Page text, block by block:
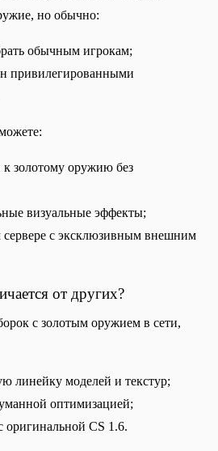
но обычно:
обычным игрокам;
привилегированными
к золотому оружию без
визуальные эффекты;
сервере с эксклюзивным внешним
от других?
с золотым оружием в сети,
линейку моделей и текстур;
оптимизацией;
оригинальной CS 1.6.